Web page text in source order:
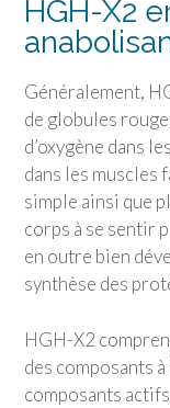
HGH-X2
Généralement,
de globules
d’oxygène dans
dans les muscles
simple ainsi que
corps à se sentir
en outre bien
synthèse des
HGH-X2
des composants
composants